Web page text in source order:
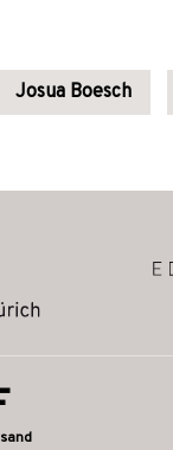
Josua Boesch